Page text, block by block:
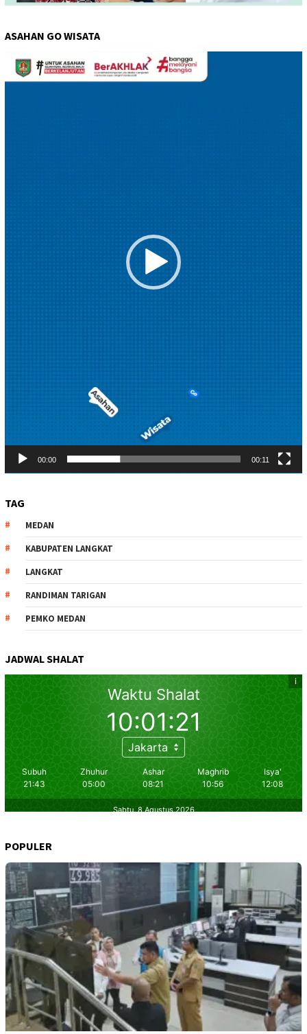
ASAHAN GO WISATA
Pemutar
Video
00:00 00:11
TAG
MEDAN
KABUPATEN LANGKAT
LANGKAT
RANDIMAN TARIGAN
PEMKO MEDAN
JADWAL SHALAT
POPULER